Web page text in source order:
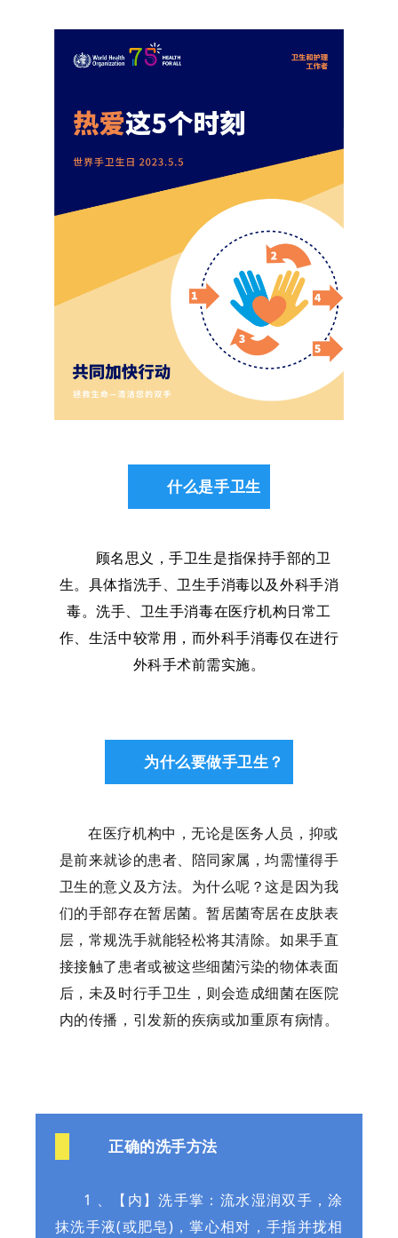
什么是手卫生
顾名思义，手卫生是指保持手部的卫
生。具体指洗手、卫生手消毒以及外科手消
毒。洗手、卫生手消毒在医疗机构日常工
作、生活中较常用，而外科手消毒仅在进行
外科手术前需实施。
为什么要做手卫生？
在医疗机构中，无论是医务人员，抑或
是前来就诊的患者、陪同家属，均需懂得手
卫生的意义及方法。为什么呢？这是因为我
们的手部存在暂居菌。暂居菌寄居在皮肤表
层，常规洗手就能轻松将其清除。如果手直
接接触了患者或被这些细菌污染的物体表面
后，未及时行手卫生，则会造成细菌在医院
内的传播，引发新的疾病或加重原有病情。
正确的洗手方法
1 、【内】洗手掌：流水湿润双手，涂
抹洗手液(或肥皂)，掌心相对，手指并拢相